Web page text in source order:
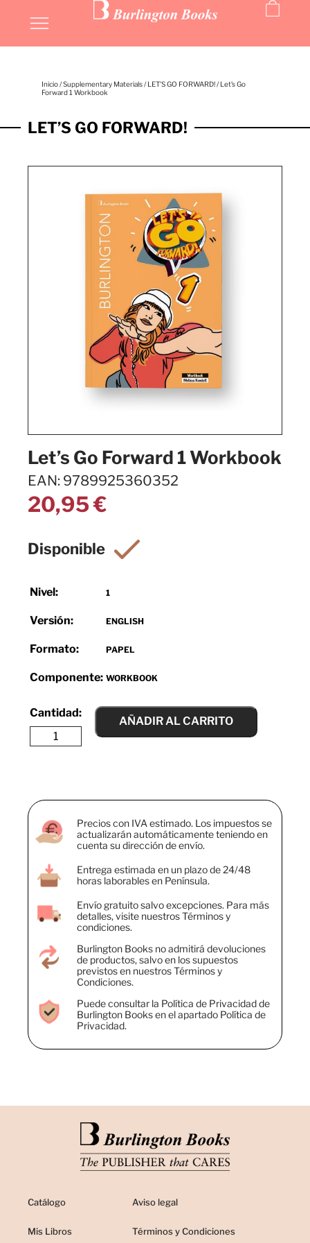
Inicio/Supplementary Materials/ LET’S GO FORWARD!/ Let’s Go
Forward 1 Workbook
LET’S GO FORWARD!
Let’s Go Forward 1 Workbook
EAN: 9789925360352
20,95€
Nivel: 1
Versión: ENGLISH
Formato: PAPEL
Componente: WORKBOOK
AÑADIR AL CARRITO
Precios con IVA estimado. Los impuestos se
actualizarán automáticamente teniendo en
cuenta su dirección de envío.
Entrega estimada en un plazo de 24/48
horas laborables en Península.
Envío gratuito salvo excepciones. Para más
detalles, visite nuestros Términos y
condiciones.
Burlington Books no admitirá devoluciones
de productos, salvo en los supuestos
previstos en nuestros Términos y
Condiciones.
Puede consultar la Política de Privacidad de
Burlington Books en el apartado Política de
Privacidad.
Catálogo
Mis Libros
Aviso legal
Términos y Condiciones